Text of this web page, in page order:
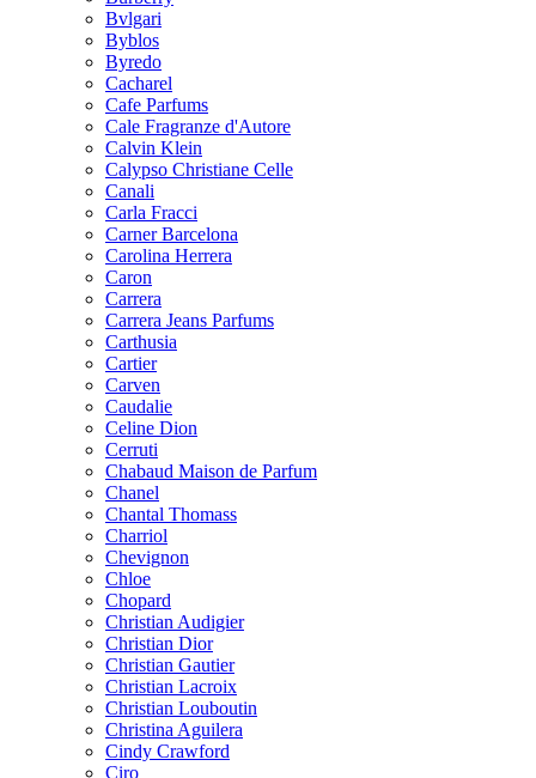
Bvlgari
Byblos
Byredo
Cacharel
Cafe Parfums
Cale Fragranze d'Autore
Calvin Klein
Calypso Christiane Celle
Canali
Carla Fracci
Carner Barcelona
Carolina Herrera
Caron
Carrera
Carrera Jeans Parfums
Carthusia
Cartier
Carven
Caudalie
Celine Dion
Cerruti
Chabaud Maison de Parfum
Chanel
Chantal Thomass
Charriol
Chevignon
Chloe
Chopard
Christian Audigier
Christian Dior
Christian Gautier
Christian Lacroix
Christian Louboutin
Christina Aguilera
Cindy Crawford
Ciro